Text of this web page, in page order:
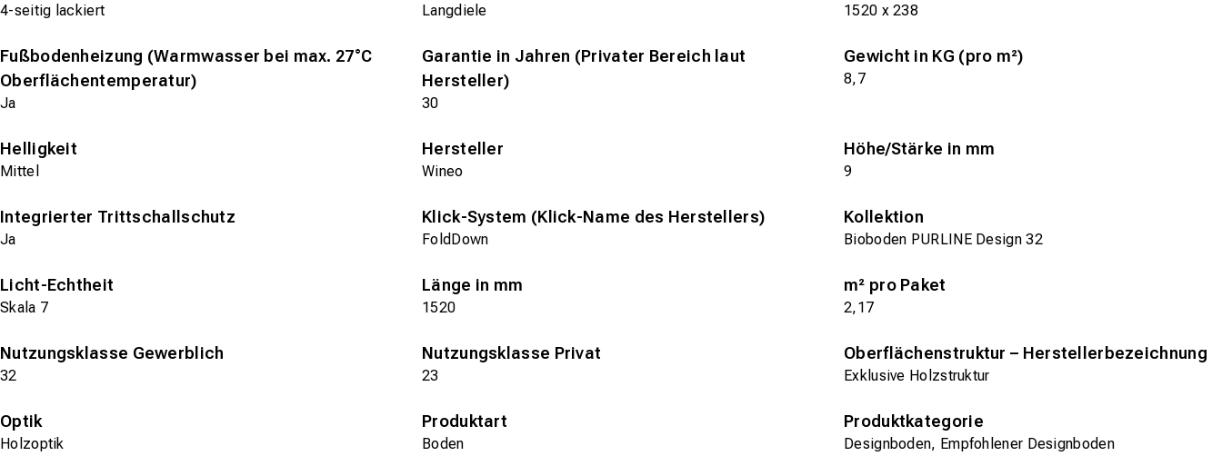
4-seitig lackiert Langdiele 1520 x 238
Fußbodenheizung (Warmwasser bei max. 27°C
Oberflächentemperatur)
Ja
Garantie in Jahren (Privater Bereich laut
Hersteller)
30
Gewicht in KG (pro m²)
8,7
Helligkeit
Mittel
Hersteller
Wineo
Höhe/Stärke in mm
9
Integrierter Trittschallschutz
Ja
Klick-System (Klick-Name des Herstellers)
FoldDown
Kollektion
Bioboden PURLINE Design 32
Licht-Echtheit
Skala 7
Länge in mm
1520
m² pro Paket
2,17
Nutzungsklasse Gewerblich
32
Nutzungsklasse Privat
23
Oberflächenstruktur – Herstellerbezeichnung
Exklusive Holzstruktur
Optik
Holzoptik
Produktart
Boden
Produktkategorie
Designboden, Empfohlener Designboden